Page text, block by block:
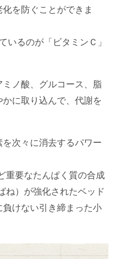
を防ぐことができま
いるのが「ビタミンＣ」
ノ酸、グルコース、脂
に取り込んで、代謝を
次々に消去するパワー
重要なたんぱく質の合成
ね）が強化されたベッド
けない引き締まった小